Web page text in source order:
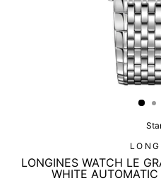
LONGINES WATCH LE
WHITE AUTOMATIC